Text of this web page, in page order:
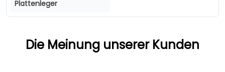
Plattenleger
Die Meinung unserer Kunden